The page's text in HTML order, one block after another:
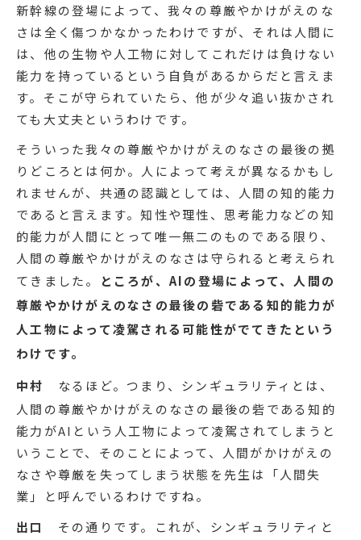
新幹線の登場によって、我々の尊厳やかけがえのな
さは全く傷つかなかったわけですが、それは人間に
は、他の生物や人工物に対してこれだけは負けない
能力を持っているという自負があるからだと言えま
す。そこが守られていたら、他が少々追い抜かされ
ても大丈夫というわけです。
そういった我々の尊厳やかけがえのなさの最後の拠
りどころとは何か。人によって考えが異なるかもし
れませんが、共通の認識としては、人間の知的能力
であると言えます。知性や理性、思考能力などの知
的能力が人間にとって唯一無二のものである限り、
人間の尊厳やかけがえのなさは守られると考えられ
てきました。
ところが、AIの登場によって、人間の
尊厳やかけがえのなさの最後の砦である知的能力が
人工物によって凌駕される可能性がでてきたという
わけです。
中村
なるほど。つまり、シンギュラリティとは、
人間の尊厳やかけがえのなさの最後の砦である知的
能力がAIという人工物によって凌駕されてしまうと
いうことで、そのことによって、人間がかけがえの
なさや尊厳を失ってしまう状態を先生は「人間失
業」と呼んでいるわけですね。
出口
その通りです。これが、シンギュラリティと